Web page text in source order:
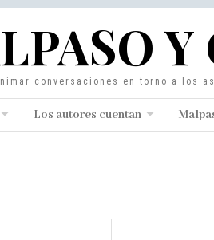
Y
conversaciones en torno a los
Los autores cuentan